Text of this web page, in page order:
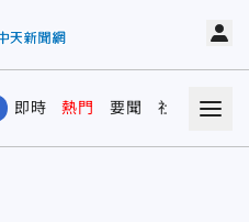
即時 熱門 要聞 社會 娛樂